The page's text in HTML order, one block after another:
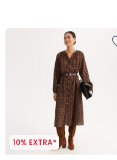
10% EXTRA*